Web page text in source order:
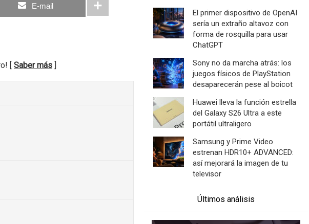
E-mail
[ Saber más ]
El primer dispositivo de OpenAI
sería un extraño altavoz con
forma de rosquilla para usar
ChatGPT
Sony no da marcha atrás: los
juegos físicos de PlayStation
desaparecerán pese al boicot
Huawei lleva la función estrella
del Galaxy S26 Ultra a este
portátil ultraligero
Samsung y Prime Video
estrenan HDR10+ ADVANCED:
así mejorará la imagen de tu
televisor
Últimos análisis